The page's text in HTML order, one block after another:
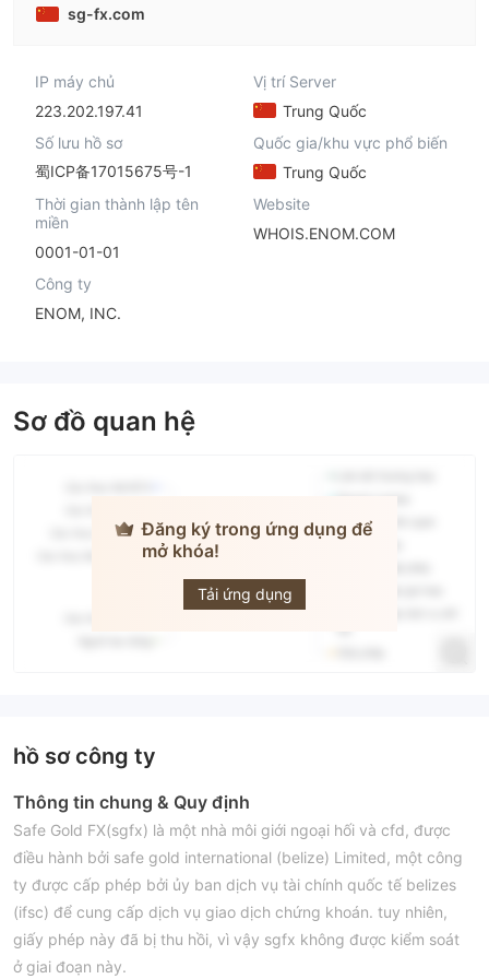
sg-fx.com
IP máy chủ
223.202.197.41
Vị trí Server
Trung Quốc
Số lưu hồ sơ
蜀ICP备17015675号-1
Quốc gia/khu vực phổ biến
Trung Quốc
Thời gian thành lập tên
miền
0001-01-01
Website
WHOIS.ENOM.COM
Công ty
ENOM, INC.
Sơ đồ quan hệ
Đăng ký trong ứng dụng để
mở khóa!
Tải ứng dụng
SafeGold
hồ sơ công ty
Thông tin chung & Quy định
Safe Gold FX(sgfx) là một nhà môi giới ngoại hối và cfd, được
điều hành bởi safe gold international (belize) Limited, một công
ty được cấp phép bởi ủy ban dịch vụ tài chính quốc tế belizes
(ifsc) để cung cấp dịch vụ giao dịch chứng khoán. tuy nhiên,
giấy phép này đã bị thu hồi, vì vậy sgfx không được kiểm soát
ở giai đoạn này.